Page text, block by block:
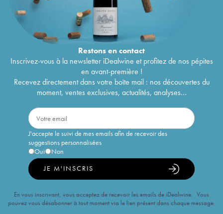
Restons encontact
Inscrivez-vous à la newsletter iDealwine et profitez de nos pépites
en avant-première !
Recevez directement dans votre boîte mail : nos découvertes du
moment, ventes exclusives, actualités, analyses...
J'accepte le suivi de mes emails afin de recevoir des
suggestions personnalisées
Oui
Non
JE M'INSCRIS
En vous inscrivant, vous acceptez de recevoir les emails de iDealwine. Vous
pouvez vous désabonner à tout moment via le lien présent dans chaque message.